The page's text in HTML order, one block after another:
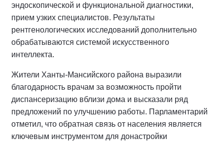
эндоскопической и функциональной диагностики,
прием узких специалистов. Результаты
рентгенологических исследований дополнительно
обрабатываются системой искусственного
интеллекта.
Жители Ханты-Мансийского района выразили
благодарность врачам за возможность пройти
диспансеризацию вблизи дома и высказали ряд
предложений по улучшению работы. Парламентарий
отметил, что обратная связь от населения является
ключевым инструментом для донастройки